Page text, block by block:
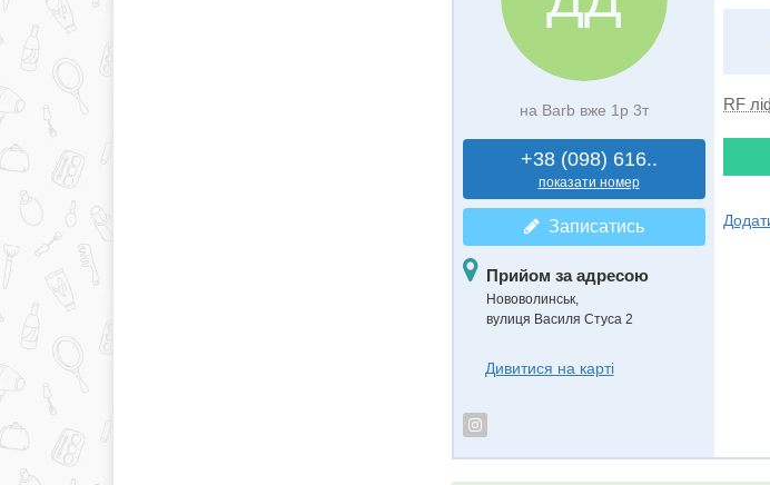
на Barb вже 1р 3т
+38 (098) 616..
показати номер
Записатись
Прийом за адресою
Нововолинськ,
вулиця Василя Стуса 2
Дивитися на карті
RF